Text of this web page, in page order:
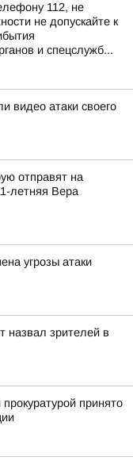
112, не
не допускайте к
и спецслужб...
видео атаки своего
отправят на
летняя Вера
угрозы атаки
назвал зрителей в
принято